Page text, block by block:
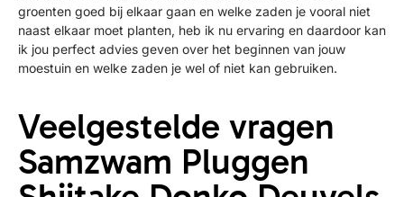
groenten goed bij elkaar gaan en welke zaden je vooral niet
naast elkaar moet planten, heb ik nu ervaring en daardoor kan
ik jou perfect advies geven over het beginnen van jouw
moestuin en welke zaden je wel of niet kan gebruiken.
Veelgestelde vragen
Samzwam Pluggen